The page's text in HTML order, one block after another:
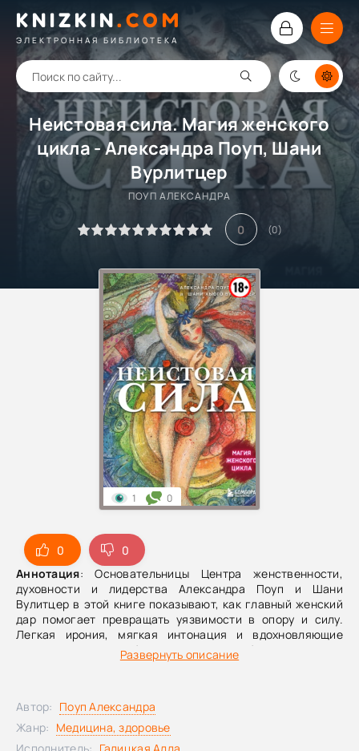
KNIZKIN.COM
ЭЛЕКТРОННАЯ БИБЛИОТЕКА
Неистовая сила. Магия женского
цикла - Александра Поуп, Шани
Вурлитцер
ПОУП АЛЕКСАНДРА
0 (0)
0
0
Аннотация: Основательницы Центра женственности,
духовности и лидерства Александра Поуп и Шани
Вулитцер в этой книге показывают, как главный женский
дар помогает превращать уязвимости в опору и силу.
Легкая ирония, мягкая интонация и вдохновляющие
истории женщин, собранные в этом необычном проекте,
помогают вернуть ощущение внутренней целостности,
свои желания.К книге прилагается дополнительный
материал в формате PDF: его можно скачать на странице
аудиокниги на сайте после покупки.
Развернуть описание
1 0
Автор: Поуп Александра
Жанр: Медицина, здоровье